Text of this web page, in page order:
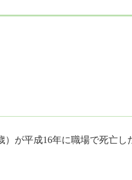
が平成16年に職場で死亡し